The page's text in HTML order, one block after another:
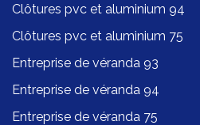
Clôtures pvc et aluminium 94
Clôtures pvc et aluminium 75
Entreprise de véranda 93
Entreprise de véranda 94
Entreprise de véranda 75